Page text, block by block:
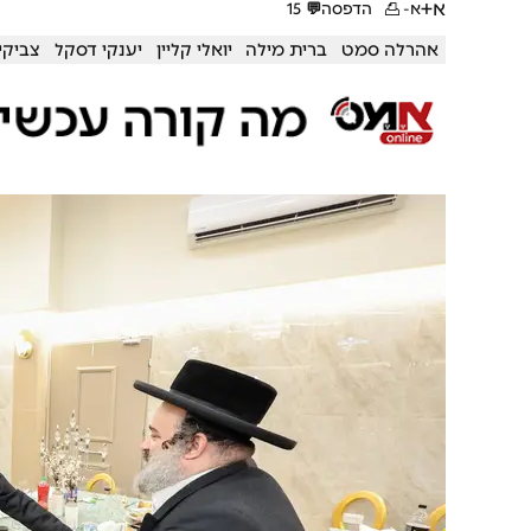
א+א- הדפסה💬
15
אהרלה סמט ברית מילה יואלי קליין יענקי דסקל